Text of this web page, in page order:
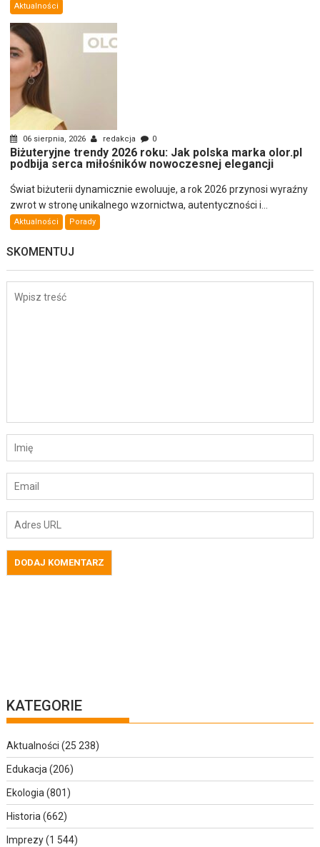
Aktualności
06 sierpnia, 2026 redakcja 0
Biżuteryjne trendy 2026 roku: Jak polska marka olor.pl
podbija serca miłośników nowoczesnej elegancji
Świat biżuterii dynamicznie ewoluuje, a rok 2026 przynosi wyraźny
zwrot w stronę unikalnego wzornictwa, autentyczności i...
Aktualności Porady
SKOMENTUJ
KATEGORIE
Aktualności (25 238)
Edukacja (206)
Ekologia (801)
Historia (662)
Imprezy(1 544)